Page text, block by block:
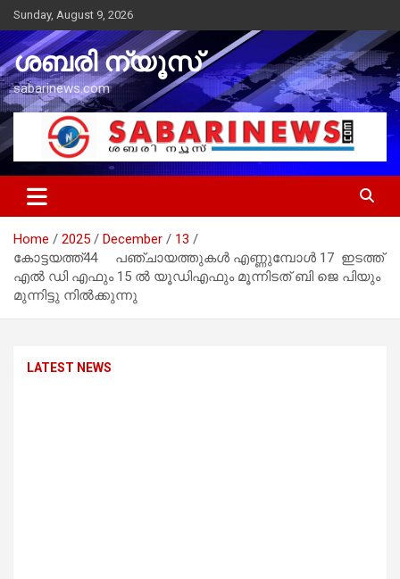
Skip
to
content
Sunday, August 9, 2026
ശബരി ന്യൂസ്
sabarinews.com
Home 2025 December
13
കോട്ടയത്ത്44 പഞ്ചായത്തുകൾ എണ്ണുമ്പോൾ 17 ഇടത്ത്
എൽ ഡി എഫും 15 ൽ യൂഡിഎഫും മൂന്നിടത് ബി ജെ പിയും
മുന്നിട്ടു നിൽക്കുന്നു
LATEST NEWS